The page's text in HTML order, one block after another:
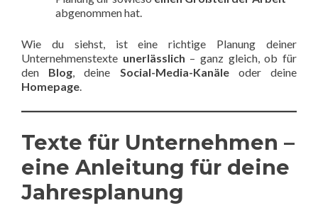
abgenommen hat.
Wie du siehst, ist eine richtige Planung deiner
Unternehmenstexte unerlässlich – ganz gleich, ob für
den Blog, deine Social-Media-Kanäleoder deine
Homepage.
Texte für Unternehmen –
eine Anleitung für deine
Jahresplanung